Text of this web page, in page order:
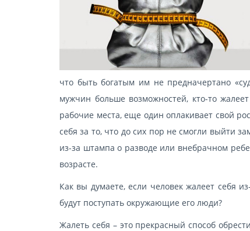
что быть богатым им не предначертано
мужчин больше возможностей, кто-то
рабочие места, еще один оплакивает свой
себя за то, что до сих пор не смогли выйти
из-за штампа о разводе или внебрачном
возрасте.
Как вы думаете, если человек жалеет себя
будут поступать окружающие его люди?
Жалеть себя – это прекрасный способ